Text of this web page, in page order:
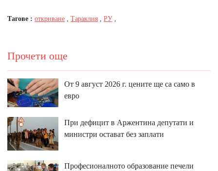
Тагове : откриване , Тараклия , РУ ,
Прочети още
От 9 август 2026 г. цените ще са само в
евро
При дефицит в Аржентина депутати и
министри остават без заплати
Професионалното образование печели